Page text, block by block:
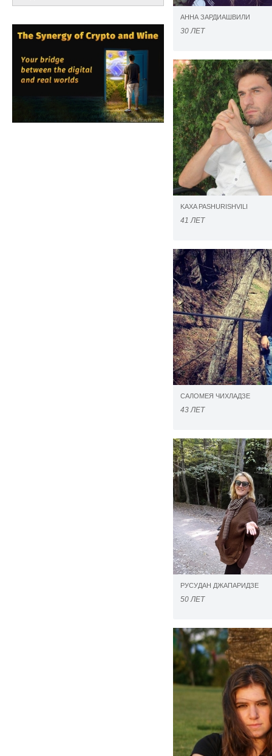
АННА ЗАРДИАШВИЛИ
30 ЛЕТ
KAXA PASHURISHVILI
41 ЛЕТ
САЛОМЕЯ ЧИХЛАДЗЕ
43 ЛЕТ
РУСУДАН ДЖАПАРИДЗЕ
50 ЛЕТ